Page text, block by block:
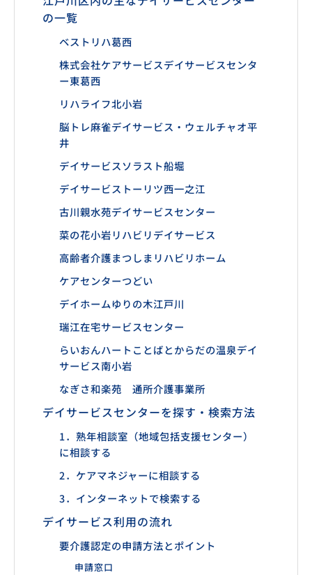
の一覧
ベストリハ葛西
株式会社ケアサービスデイサービスセンタ
ー東葛西
リハライフ北小岩
脳トレ麻雀デイサービス・ウェルチャオ平
井
デイサービスソラスト船堀
デイサービストーリツ西一之江
古川親水苑デイサービスセンター
菜の花小岩リハビリデイサービス
高齢者介護まつしまリハビリホーム
ケアセンターつどい
デイホームゆりの木江戸川
瑞江在宅サービスセンター
らいおんハートことばとからだの温泉デイ
サービス南小岩
なぎさ和楽苑 通所介護事業所
デイサービスセンターを探す・検索方法
1．熟年相談室（地域包括支援センター）
に相談する
2．ケアマネジャーに相談する
3．インターネットで検索する
デイサービス利用の流れ
要介護認定の申請方法とポイント
申請窓口